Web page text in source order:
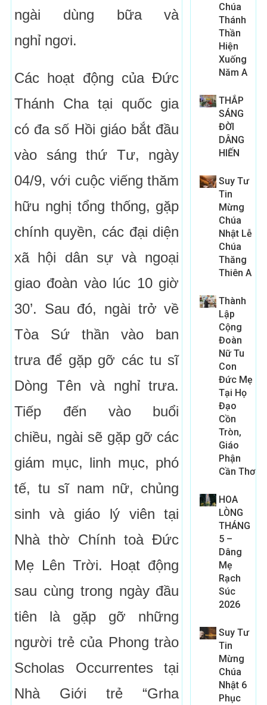
ngài dùng bữa và
nghỉ ngơi.
Các hoạt động của Đức
Thánh Cha tại quốc gia
có đa số Hồi giáo bắt đầu
vào sáng thứ Tư, ngày
04/9, với cuộc viếng thăm
hữu nghị tổng thống, gặp
chính quyền, các đại diện
xã hội dân sự và ngoại
giao đoàn vào lúc 10 giờ
30’. Sau đó, ngài trở về
Tòa Sứ thần vào ban
trưa để gặp gỡ các tu sĩ
Dòng Tên và nghỉ trưa.
Tiếp đến vào buổi
chiều, ngài sẽ gặp gỡ các
giám mục, linh mục, phó
tế, tu sĩ nam nữ, chủng
sinh và giáo lý viên tại
Nhà thờ Chính toà Đức
Mẹ Lên Trời. Hoạt động
sau cùng trong ngày đầu
tiên là gặp gỡ những
người trẻ của Phong trào
Scholas Occurrentes tại
Nhà Giới trẻ “Grha
Chúa
Thánh
Thần
Hiện
Xuống
Năm A
THẮP
SÁNG
ĐỜI
DÂNG
HIẾN
Suy Tư
Tin
Mừng
Chúa
Nhật Lễ
Chúa
Thăng
Thiên A
Thành
Lập
Cộng
Đoàn
Nữ Tu
Con
Đức Mẹ
Tại Họ
Đạo
Cồn
Tròn,
Giáo
Phận
Cần Thơ
HOA
LÒNG
THÁNG
5 –
Dâng
Mẹ
Rạch
Súc
2026
Suy Tư
Tin
Mừng
Chúa
Nhật 6
Phục